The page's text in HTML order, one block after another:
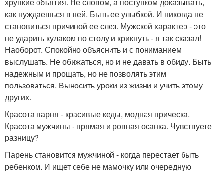
хрупкие объятия. Не словом, а поступком доказывать,
как нуждаешься в ней. Быть ее улыбкой. И никогда не
становиться причиной ее слез. Мужской характер - это
не ударить кулаком по столу и крикнуть - я так сказал!
Наоборот. Спокойно объяснить и с пониманием
выслушать. Не обижаться, но и не давать в обиду. Быть
надежным и прощать, но не позволять этим
пользоваться. Выносить уроки из жизни и учить этому
других.
Красота парня - красивые кеды, модная прическа.
Красота мужчины - прямая и ровная осанка. Чувствуете
разницу?
Парень становится мужчиной - когда перестает быть
ребенком. И ищет себе не мамочку или очередную